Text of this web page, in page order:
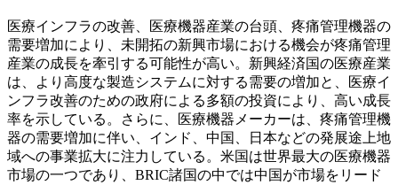
医療インフラの改善、医療機器産業の台頭、疼痛管理機器の
需要増加により、未開拓の新興市場における機会が疼痛管理
産業の成長を牽引する可能性が高い。新興経済国の医療産業
は、より高度な製造システムに対する需要の増加と、医療イ
ンフラ改善のための政府による多額の投資により、高い成長
率を示している。さらに、医療機器メーカーは、疼痛管理機
器の需要増加に伴い、インド、中国、日本などの発展途上地
域への事業拡大に注力している。米国は世界最大の医療機器
市場の一つであり、BRIC諸国の中では中国が市場をリード